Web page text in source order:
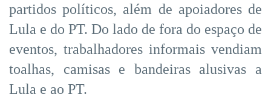
partidos políticos, além de apoiadores de
Lula e do PT. Do lado de fora do espaço de
eventos, trabalhadores informais vendiam
toalhas, camisas e bandeiras alusivas a
Lula e ao PT.